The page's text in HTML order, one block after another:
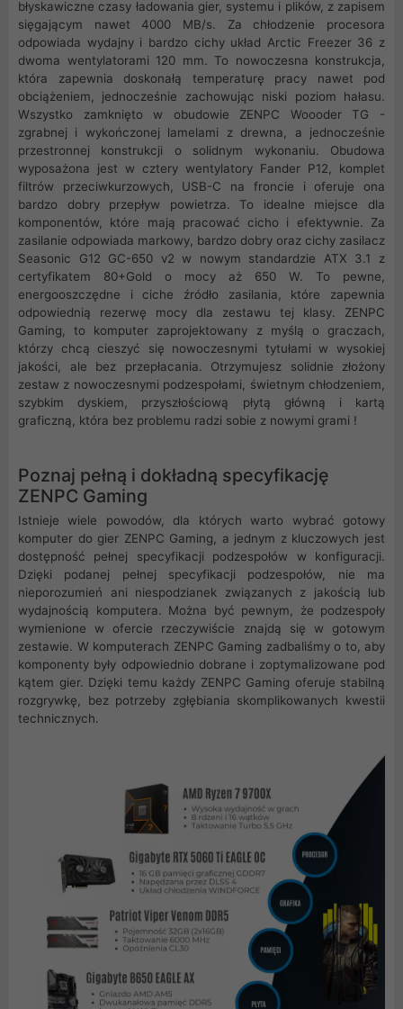
błyskawiczne czasy ładowania gier, systemu i plików, z zapisem
sięgającym nawet 4000 MB/s. Za chłodzenie procesora
odpowiada wydajny i bardzo cichy układ Arctic Freezer 36 z
dwoma wentylatorami 120 mm. To nowoczesna konstrukcja,
która zapewnia doskonałą temperaturę pracy nawet pod
obciążeniem, jednocześnie zachowując niski poziom hałasu.
Wszystko zamknięto w obudowie ZENPC Woooder TG -
zgrabnej i wykończonej lamelami z drewna, a jednocześnie
przestronnej konstrukcji o solidnym wykonaniu. Obudowa
wyposażona jest w cztery wentylatory Fander P12, komplet
filtrów przeciwkurzowych, USB-C na froncie i oferuje ona
bardzo dobry przepływ powietrza. To idealne miejsce dla
komponentów, które mają pracować cicho i efektywnie. Za
zasilanie odpowiada markowy, bardzo dobry oraz cichy zasilacz
Seasonic G12 GC-650 v2 w nowym standardzie ATX 3.1 z
certyfikatem 80+Gold o mocy aż 650 W. To pewne,
energooszczędne i ciche źródło zasilania, które zapewnia
odpowiednią rezerwę mocy dla zestawu tej klasy. ZENPC
Gaming, to komputer zaprojektowany z myślą o graczach,
którzy chcą cieszyć się nowoczesnymi tytułami w wysokiej
jakości, ale bez przepłacania. Otrzymujesz solidnie złożony
zestaw z nowoczesnymi podzespołami, świetnym chłodzeniem,
szybkim dyskiem, przyszłościową płytą główną i kartą
graficzną, która bez problemu radzi sobie z nowymi grami !
Poznaj pełną i dokładną specyfikację
ZENPC Gaming
Istnieje wiele powodów, dla których warto wybrać gotowy
komputer do gier ZENPC Gaming, a jednym z kluczowych jest
dostępność pełnej specyfikacji podzespołów w konfiguracji.
Dzięki podanej pełnej specyfikacji podzespołów, nie ma
nieporozumień ani niespodzianek związanych z jakością lub
wydajnością komputera. Można być pewnym, że podzespoły
wymienione w ofercie rzeczywiście znajdą się w gotowym
zestawie. W komputerach ZENPC Gaming zadbaliśmy o to, aby
komponenty były odpowiednio dobrane i zoptymalizowane pod
kątem gier. Dzięki temu każdy ZENPC Gaming oferuje stabilną
rozgrywkę, bez potrzeby zgłębiania skomplikowanych kwestii
technicznych.